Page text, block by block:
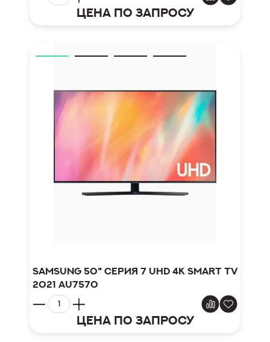
Цена по запросу
Samsung 50" серия 7 UHD 4K Smart TV
2021 AU7570
Цена по запросу